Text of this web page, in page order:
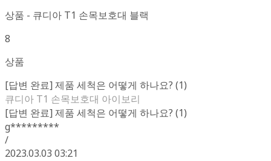
상품 - 큐디아 T1 손목보호대 블랙
8
상품
[답변 완료] 제품 세척은 어떻게 하나요? (1)
큐디아 T1 손목보호대 아이보리
[답변 완료] 제품 세척은 어떻게 하나요? (1)
g*********
/
2023.03.03 03:21